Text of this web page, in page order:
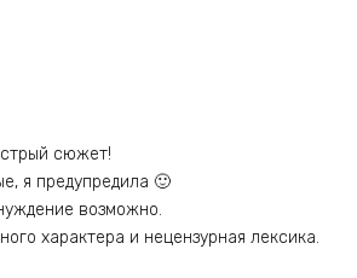
сюжет!
я предупредила 🙂
возможно.
характера и нецензурная лексика.